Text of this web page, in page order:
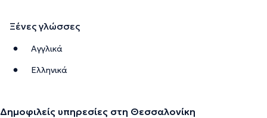
Ξένες γλώσσες
Αγγλικά
Ελληνικά
Δημοφιλείς υπηρεσίες στη Θεσσαλονίκη